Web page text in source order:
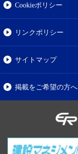
Cookieポリシー
リンクポリシー
サイトマップ
掲載をご希望の方へ